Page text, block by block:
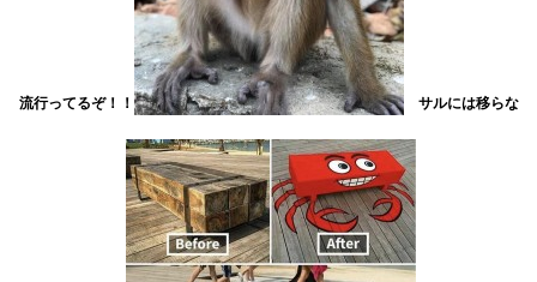
流行ってるぞ！！ サルには移らな